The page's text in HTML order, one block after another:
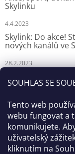
SOUHLAS SE
Tento web
webu fungovat a
komunikujete.
uživatelský
kliknutím na
Skylinku
4.4.2023
Skylink: Do akce!
nových kanálů ve
28.2.2023